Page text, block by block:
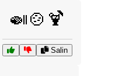
🍛🍲🍹
Salin